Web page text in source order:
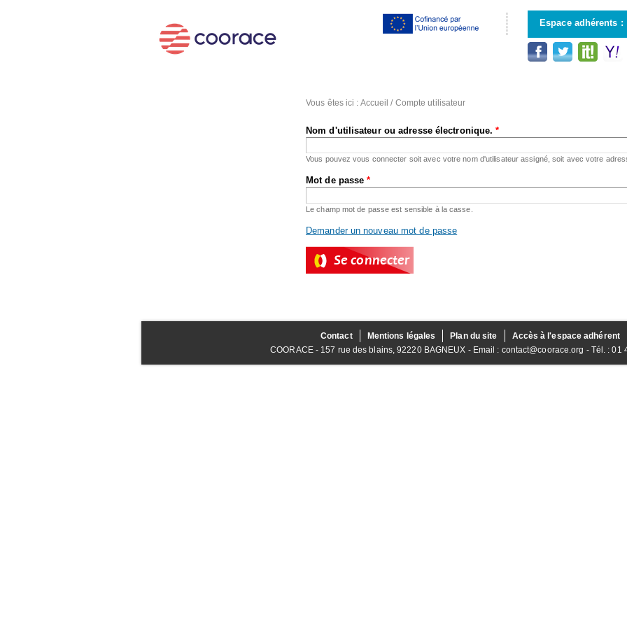
contenu
principal
Espace adhérents :
Vous êtes ici : Accueil / Compte utilisateur
Nom d'utilisateur ou adresse électronique.*
Vous pouvez vous connecter soit avec votre nom d'utilisateur assigné, soit avec votre
Mot de passe*
Le champ mot de passe est sensible à la casse.
Demander un nouveau mot de passe
Contact Mentions légales Plan du site
Accès à l'espace adhérent
COORACE - 157 rue des blains, 92220 BAGNEUX - Email : contact@coorace.org - Tél. : 01